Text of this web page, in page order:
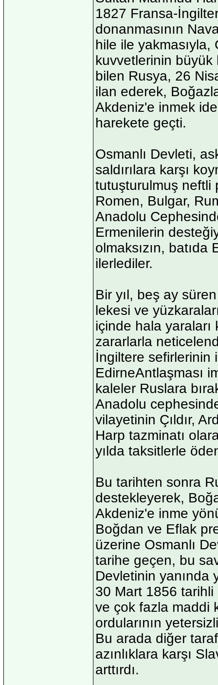
1827 Fransa-
donanmasının
hile ile yakmasıyla,
kuvvetlerinin büyük
bilen Rusya, 26
ilan ederek,
Akdeniz'e inmek
harekete geçti.
Osmanlı Devleti,
saldırılara karşı
tutuşturulmuş neftli
Romen, Bulgar,
Anadolu
Ermenilerin
olmaksızın,
ilerlediler.
Bir yıl, beş ay
lekesi ve
içinde hala
zararlarla
İngiltere sefirlerinin
EdirneAntlaşması
kaleler Ruslara
Anadolu
vilayetinin Çıldır,
Harp tazminatı
yılda taksitlerle
Bu tarihten sonra
destekleyerek,
Akdeniz'e inme
Boğdan ve Eflak
üzerine Osmanlı
tarihe geçen, bu
Devletinin yanında
30 Mart 1856 tarihli
ve çok fazla maddi
ordularının
Bu arada diğer
azınlıklara karşı
arttırdı.